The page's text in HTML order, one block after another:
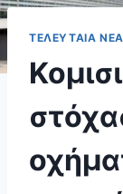
ΤΕΛΕΥΤΑΊΑ ΝΈΑ